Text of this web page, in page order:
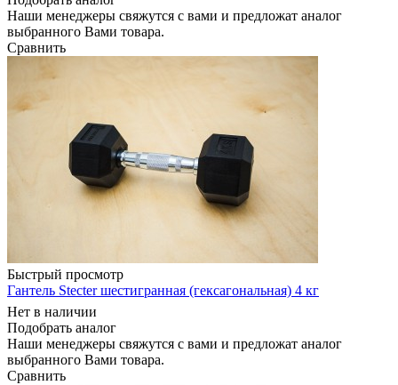
Наши менеджеры свяжутся с вами и предложат аналог
выбранного Вами товара.
Сравнить
Быстрый просмотр
Гантель Stecter шестигранная (гексагональная) 4 кг
Нет в наличии
Подобрать аналог
Наши менеджеры свяжутся с вами и предложат аналог
выбранного Вами товара.
Сравнить